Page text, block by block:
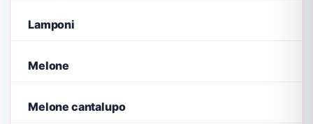
Lamponi
Melone
Melone cantalupo